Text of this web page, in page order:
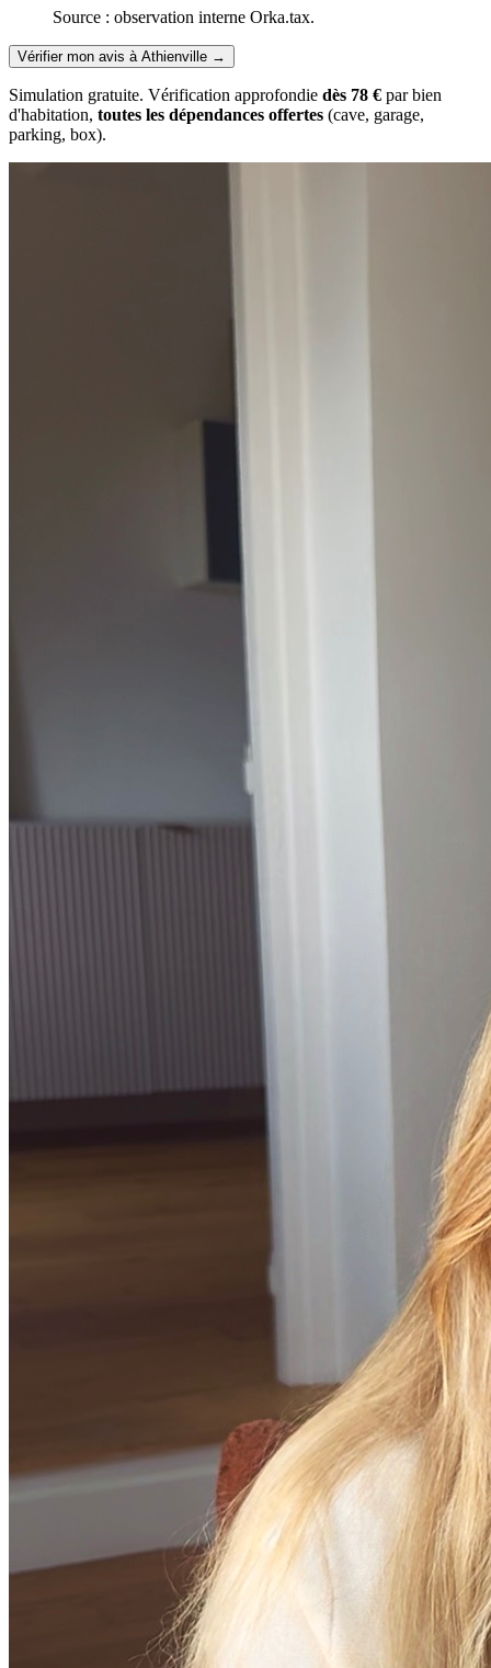
Source : observation interne Orka.tax.
Vérifier mon avis à Athienville →
Simulation gratuite. Vérification approfondie dès 78 € par bien
d'habitation, toutes les dépendances offertes (cave, garage,
parking, box).